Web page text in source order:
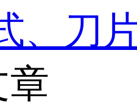
、刀
章